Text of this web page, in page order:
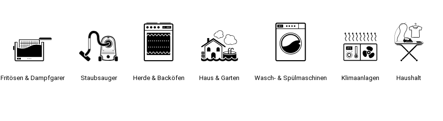
Fritösen & Dampfgarer Staubsauger­ Herde & Backöfen Haus & Garten Wasch- & Spülmaschinen Klimaanlagen Haushalt